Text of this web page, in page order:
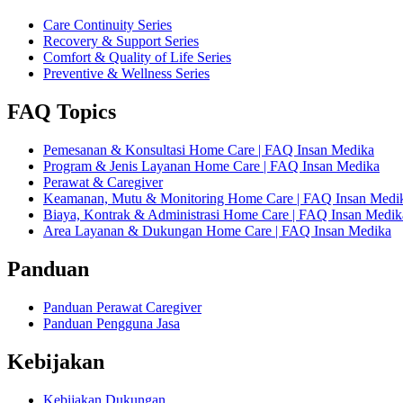
Care Continuity Series
Recovery & Support Series
Comfort & Quality of Life Series
Preventive & Wellness Series
FAQ Topics
Pemesanan & Konsultasi Home Care | FAQ Insan Medika
Program & Jenis Layanan Home Care | FAQ Insan Medika
Perawat & Caregiver
Keamanan, Mutu & Monitoring Home Care | FAQ Insan
Biaya, Kontrak & Administrasi Home Care | FAQ Insan
Area Layanan & Dukungan Home Care | FAQ Insan Medika
Panduan
Panduan Perawat Caregiver
Panduan Pengguna Jasa
Kebijakan
Kebijakan Dukungan